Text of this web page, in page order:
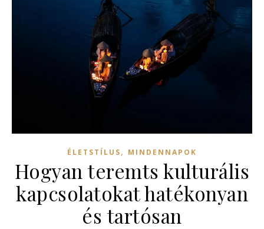
ÉLETSTÍLUS, MINDENNAPOK
Hogyan teremts kulturális
kapcsolatokat hatékonyan
és tartósan